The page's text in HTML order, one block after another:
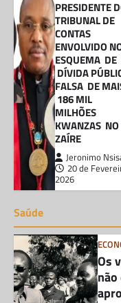
PRESIDENTE
TRIBUNAL DE
CONTAS
ENVOLVIDO
ESQUEMA DE
DÍVIDA
FALSA DE
186 MIL
MILHÕES
KWANZAS NO
ZAÍRE
Jeronimo
20 de
2026
Saúde
Os